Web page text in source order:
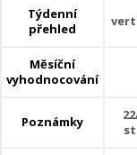
Týdenní
přehled
Měsíční
vyhodnocování
Poznámky